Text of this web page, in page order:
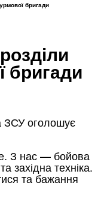
бригади
бригади
ЗСУ оголошує
З нас — бойова
західна техніка.
та бажання